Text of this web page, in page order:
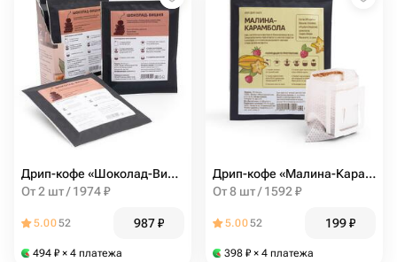
Дрип-кофе «Шоколад-Вишня» 5 шт, Кантата
От 2 шт / 1974 ₽
5.0052 987₽
494 ₽ × 4 платежа
Дрип-кофе «Малина-Карамбола» 1 шт, Кантата
От 8 шт / 1592 ₽
5.0052 199₽
398 ₽ × 4 платежа